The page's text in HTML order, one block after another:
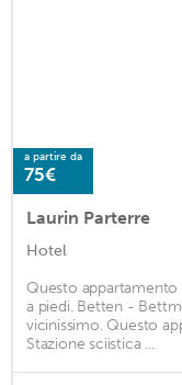
a partire da
75€
Laurin Parterre
Hotel
Questo
a piedi. Betten -
vicinissimo. Questo
Stazione sciistica ...